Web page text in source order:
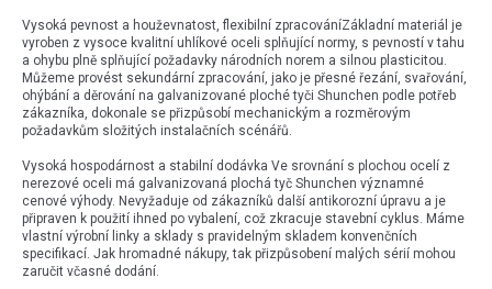
Vysoká pevnost a houževnatost, flexibilní zpracováníZákladní materiál je
vyroben z vysoce kvalitní uhlíkové oceli splňující normy, s pevností v tahu
a ohybu plně splňující požadavky národních norem a silnou plasticitou.
Můžeme provést sekundární zpracování, jako je přesné řezání, svařování,
ohýbání a děrování na galvanizované ploché tyči Shunchen podle potřeb
zákazníka, dokonale se přizpůsobí mechanickým a rozměrovým
požadavkům složitých instalačních scénářů.
Vysoká hospodárnost a stabilní dodávka Ve srovnání s plochou ocelí z
nerezové oceli má galvanizovaná plochá tyč Shunchen významné
cenové výhody. Nevyžaduje od zákazníků další antikorozní úpravu a je
připraven k použití ihned po vybalení, což zkracuje stavební cyklus. Máme
vlastní výrobní linky a sklady s pravidelným skladem konvenčních
specifikací. Jak hromadné nákupy, tak přizpůsobení malých sérií mohou
zaručit včasné dodání.